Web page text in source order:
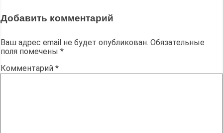
Добавить комментарий
Ваш адрес email не будет опубликован. Обязательные
поля помечены *
Комментарий *